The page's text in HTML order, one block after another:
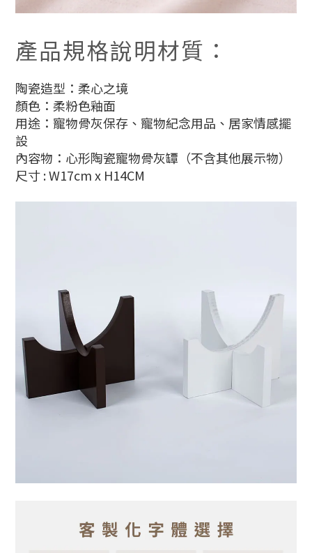
產品規格說明材質：
陶瓷造型：柔心之境
顏色：柔粉色釉面
用途：寵物骨灰保存、寵物紀念用品、居家情感擺
設
內容物：心形陶瓷寵物骨灰罈（不含其他展示物）
尺寸 : W17cm x H14CM